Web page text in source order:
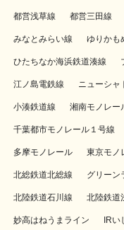
都営浅草線 都営三田線
みなとみらい線 ゆりかも
ひたちなか海浜鉄道湊線
江ノ島電鉄線 ニューシャ
小湊鉄道線 湘南モノレー
千葉都市モノレール１号線
多摩モノレール 東京モノ
北総鉄道北総線 グリーン
北陸鉄道石川線 北陸鉄道
妙高はねうまライン IR